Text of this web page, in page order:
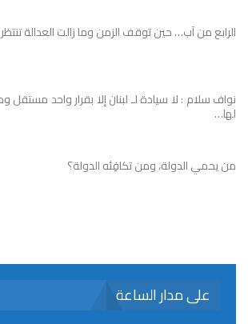
الرابع من آب… حين توقف الزمن وما زالت العدالة تنتظر
نواف سلام : لا سيادة لـ لبنان إلا بقرار واحد مستقل
لها…
من يحمي الدولة، ومن تكافِئه الدولة؟
على مدار الساعة